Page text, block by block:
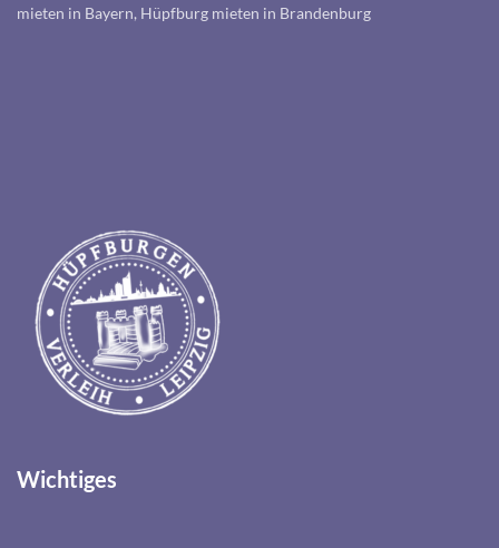
mieten in Bayern, Hüpfburg mieten in Brandenburg
Wichtiges